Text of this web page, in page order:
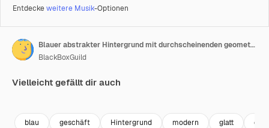
Entdeckeweitere Musik-Optionen
Blauer abstrakter Hintergrund mit durchscheinenden geometrischen Formen und überlappenden diagonalen Dreiecken, Kulisse für Unternehmens-, Nachrichten-, Technologie- und Präsentationsthemen
BlackBoxGuild
Vielleicht gefällt dir auch
blau geschäft Hintergrund modern glatt